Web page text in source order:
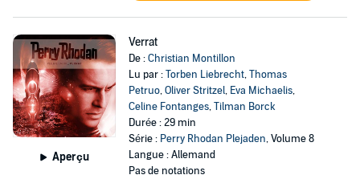
Aperçu
Verrat
De :Christian Montillon
Lu par :Torben Liebrecht,Thomas
Petruo,Oliver Stritzel, Eva Michaelis,
Celine Fontanges,Tilman Borck
Durée : 29 min
Série : Perry Rhodan Plejaden, Volume 8
Langue : Allemand
Pas de notations